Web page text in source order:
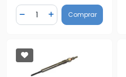
Diminuir Quantidade
Quantidade
Adicionar Quantidade
Comprar